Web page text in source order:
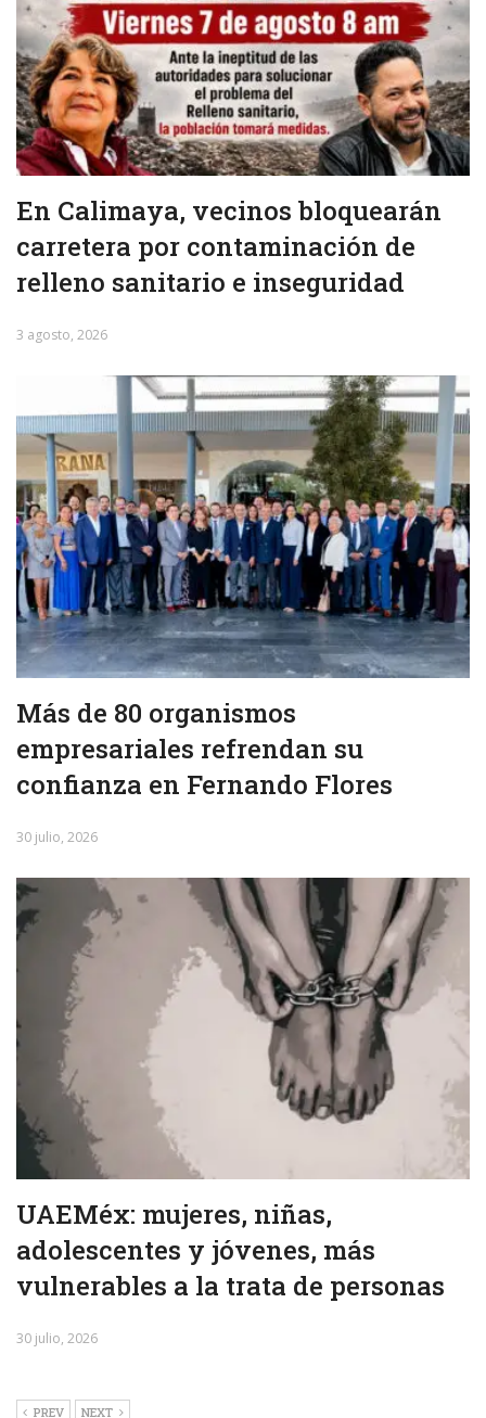
En Calimaya, vecinos bloquearán
carretera por contaminación de
relleno sanitario e inseguridad
3 agosto, 2026
Más de 80 organismos
empresariales refrendan su
confianza en Fernando Flores
30 julio, 2026
UAEMéx: mujeres, niñas,
adolescentes y jóvenes, más
vulnerables a la trata de personas
30 julio, 2026
PREV NEXT